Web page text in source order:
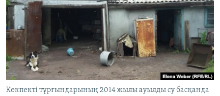
Русский
ЖАЗЫЛЫҢЫЗ
Басқа тілдерде
Көкпекті тұрғындарының 2014 жылы ауылды су басқанда